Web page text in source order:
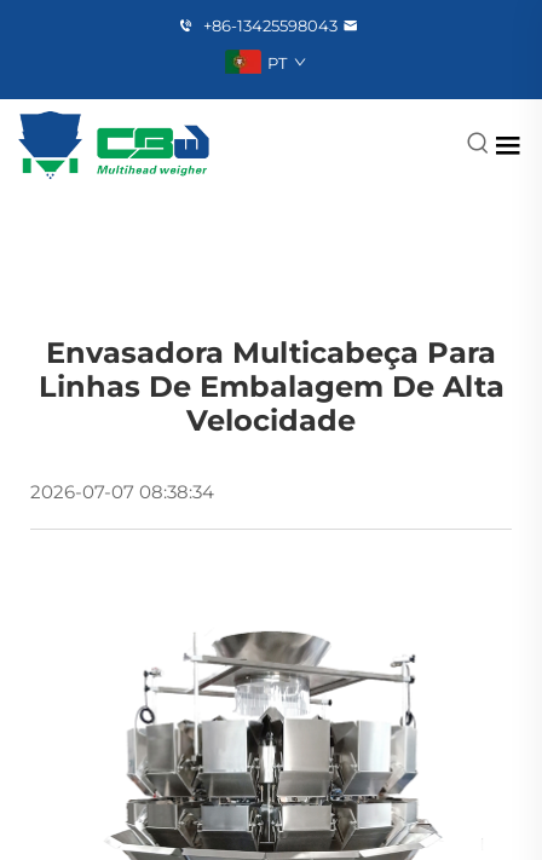
+86-13425598043
PT
Envasadora Multicabeça Para
Linhas De Embalagem De Alta
Velocidade
2026-07-07 08:38:34